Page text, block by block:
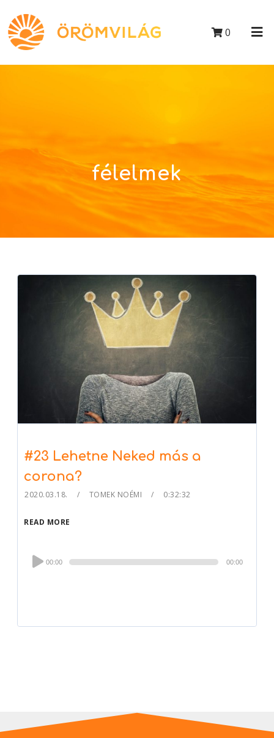
0
félelmek
#23 Lehetne Neked más a
corona?
2020.03.18. TOMEK NOÉMI 0:32:32
READ MORE
Audio
Player
00:00 00:00